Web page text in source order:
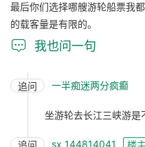
最后你们选择哪艘游轮船票我
的载客量是有限的。
 我也问一句
追问 一半痴迷两分疯癫
坐游轮去长江三峡游是
追问 sx_144814041 楼主